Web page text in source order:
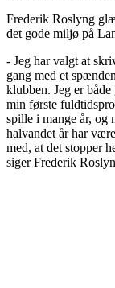
Frederik Roslyng
det gode miljø på
- Jeg har valgt at
gang med et
klubben. Jeg er
min første
spille i mange år, og
halvandet år har
med, at det stopper
siger Frederik